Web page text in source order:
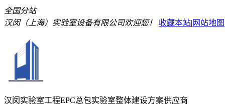
全国分站
汉闵（上海）实验室设备有限公司欢迎您！
收藏本站| 网站地图
汉闵实验室工程EPC总包实验室整体建设方案供应商